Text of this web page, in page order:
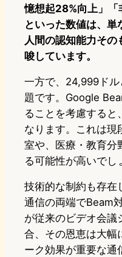
憶想起28%向上」「
といった数値は、単
人間の認知能力その
唆しています。
一方で、24,999ド
題です。Google
ることを考慮すると
なります。これは現
室や、医療・教育分
る可能性が高いでし
技術的な制約も存在
通信の両端でBeam
が従来のビデオ会議
合、その恩恵は大幅
ーク効果が重要な通